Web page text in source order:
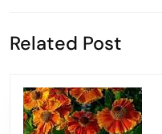
bericht:
Related Post